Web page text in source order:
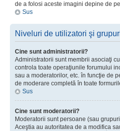
de a folosi aceste imagini depine de
Sus
Niveluri de utilizatori şi
Cine sunt administratorii?
Administratorii sunt membrii asociaţi
controla toate operaţiunile forumului
sau a moderatorilor, etc. în funcţie de
de moderare completă în toate
Sus
Cine sunt moderatorii?
Moderatorii sunt persoane (sau
Aceştia au autoritatea de a modifica